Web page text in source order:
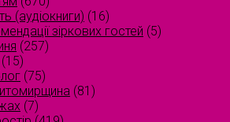
(аудіокниги) (16)
зіркових гостей (5)
(257)
(15)
(75)
(81)
(7)